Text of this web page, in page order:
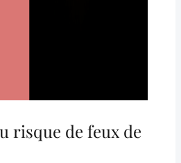
risque de feux de